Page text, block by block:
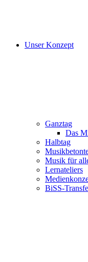
Unser Konzept
Ganztag
Das
Halbtag
Musik für
Lernateliers
BiSS-